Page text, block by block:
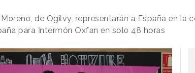
de Ogilvy, representarán a España en la
para Intermón Oxfan en solo 48 horas